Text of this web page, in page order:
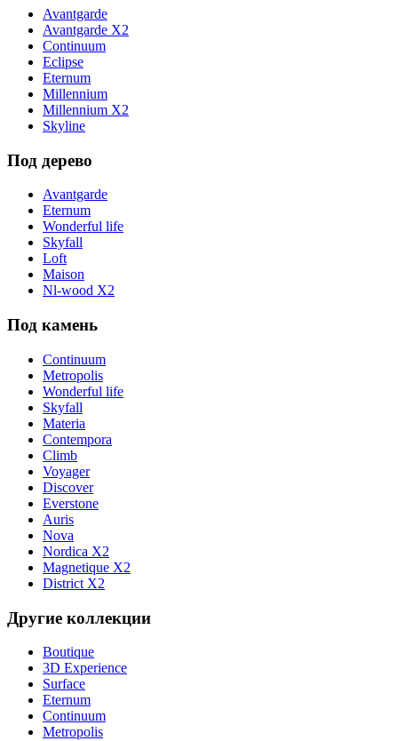
Avantgarde
Avantgarde X2
Continuum
Eclipse
Eternum
Millennium
Millennium X2
Skyline
Под дерево
Avantgarde
Eternum
Wonderful life
Skyfall
Loft
Maison
Nl-wood X2
Под камень
Continuum
Metropolis
Wonderful life
Skyfall
Materia
Contempora
Climb
Voyager
Discover
Everstone
Auris
Nova
Nordica X2
Magnetique X2
District X2
Другие коллекции
Boutique
3D Experience
Surface
Eternum
Continuum
Metropolis